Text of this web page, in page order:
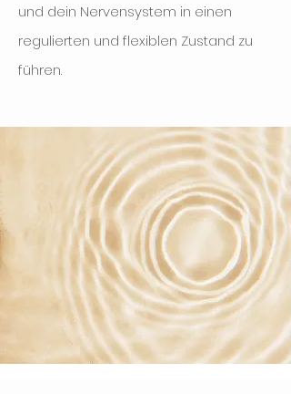
und dein Nervensystem in einen
regulierten und flexiblen Zustand zu
führen.